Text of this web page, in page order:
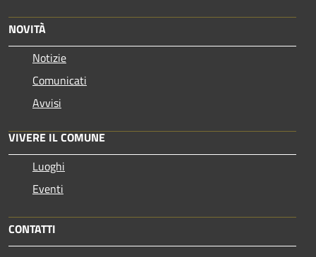
NOVITÀ
Notizie
Comunicati
Avvisi
VIVERE IL COMUNE
Luoghi
Eventi
CONTATTI